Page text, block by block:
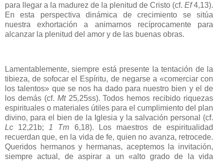
para llegar a la madurez de la plenitud de Cristo (cf. Ef4,13).
En esta perspectiva dinámica de crecimiento se sitúa
nuestra exhortación a animarnos recíprocamente para
alcanzar la plenitud del amor y de las buenas obras.
Lamentablemente, siempre está presente la tentación de la
tibieza, de sofocar el Espíritu, de negarse a «comerciar con
los talentos» que se nos ha dado para nuestro bien y el de
los demás (cf. Mt25,25ss). Todos hemos recibido riquezas
espirituales o materiales útiles para el cumplimiento del plan
divino, para el bien de la Iglesia y la salvación personal (cf.
Lc 12,21b; 1 Tm 6,18). Los maestros de espiritualidad
recuerdan que, en la vida de fe, quien no avanza, retrocede.
Queridos hermanos y hermanas, aceptemos la invitación,
siempre actual, de aspirar a un «alto grado de la vida